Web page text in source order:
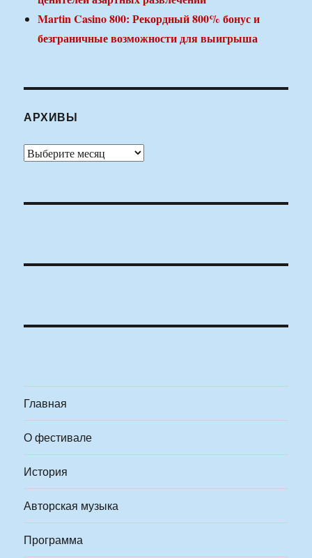
Martin Casino 800: Рекордный 800% бонус и
безграничные возможности для выигрыша
АРХИВЫ
Архивы
Главная
О фестивале
История
Авторская музыка
Программа